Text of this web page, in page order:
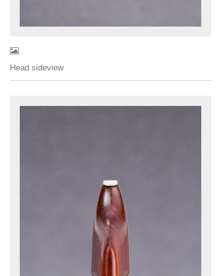
Head sideview